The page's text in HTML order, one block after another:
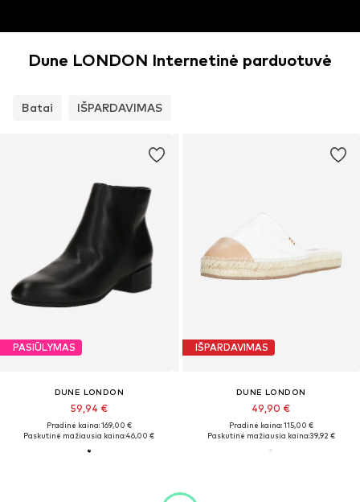
Dune LONDON Internetinė parduotuvė
Batai IŠPARDAVIMAS
PASIŪLYMAS
DUNE LONDON
59,94 €
Pradinė kaina: 169,00 €
Paskutinė mažiausia kaina:46,00 €
IŠPARDAVIMAS
DUNE LONDON
49,90 €
Pradinė kaina: 115,00 €
Paskutinė mažiausia kaina:39,92 €